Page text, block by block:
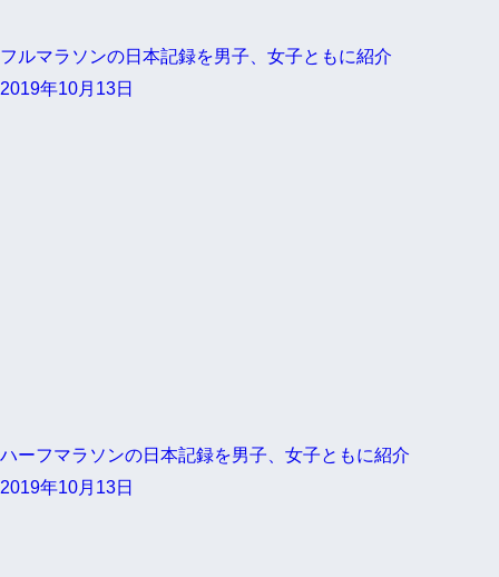
フルマラソンの日本記録を男子、女子ともに紹介
2019年10月13日
ハーフマラソンの日本記録を男子、女子ともに紹介
2019年10月13日